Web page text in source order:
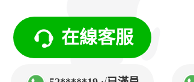
在線客服